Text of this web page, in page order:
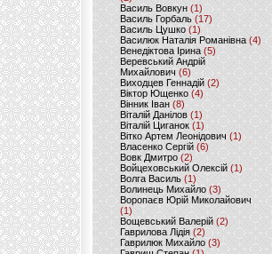
Василь Вовкун (1)
Василь Горбаль (17)
Василь Цушко (1)
Василюк Наталія Романівна (4)
Венедіктова Ірина(5)
Веревський Андрій
Михайлович (6)
Виходцев Геннадій (2)
Віктор Ющенко (4)
Вінник Іван (8)
Віталій Данілов (1)
Віталій Циганок (1)
Вітко Артем Леонідович(1)
Власенко Сергій (6)
Вовк Дмитро(2)
Войцеховський Олексій(1)
Волга Василь (1)
Волинець Михайло (3)
Воропаєв Юрій Миколайович
(1)
Вощевський Валерій(2)
Гаврилова Лідія (2)
Гаврилюк Михайло (3)